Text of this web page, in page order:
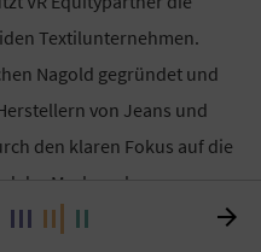
Textilunternehmen.
Nagold gegründet und
von Jeans und
den klaren Fokus auf die
der Marke gelang es
Umsatz von knapp 30
